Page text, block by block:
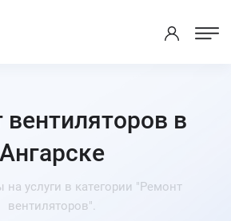
в
Ангарске
услуги в категории "Ремонт
вентиляторов".